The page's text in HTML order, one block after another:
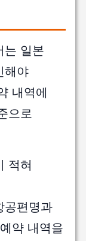
는 일본
해야
내역에
으로
적혀
공편명과
약 내역을